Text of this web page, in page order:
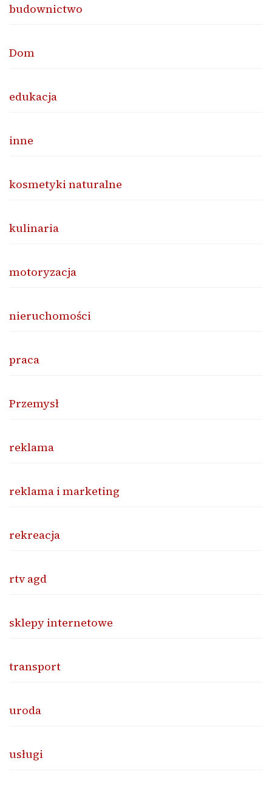
budownictwo
Dom
edukacja
inne
kosmetyki naturalne
kulinaria
motoryzacja
nieruchomości
praca
Przemysł
reklama
reklama i marketing
rekreacja
rtv agd
sklepy internetowe
transport
uroda
usługi